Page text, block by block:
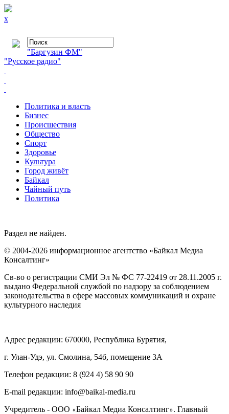
x
"Баргузин ФМ"
"Русское радио"
Политика и власть
Бизнес
Происшествия
Общество
Cпорт
Здоровье
Культура
Город живёт
Байкал
Чайный путь
Политика
Раздел не найден.
© 2004-2026 информационное агентство «Байкал Медиа
Консалтинг»
Св-во о регистрации СМИ Эл № ФС 77-22419 от 28.11.2005 г.
выдано Федеральной службой по надзору за соблюдением
законодательства в сфере массовых коммуникаций и охране
культурного наследия
Адрес редакции: 670000, Республика Бурятия,
г. Улан-Удэ, ул. Смолина, 54б, помещение 3А
Телефон редакции: ‎‎8 (924 4) 58 90 90
E-mail редакции: info@baikal-media.ru
Учредитель - ООО «Байкал Медиа Консалтинг». Главный